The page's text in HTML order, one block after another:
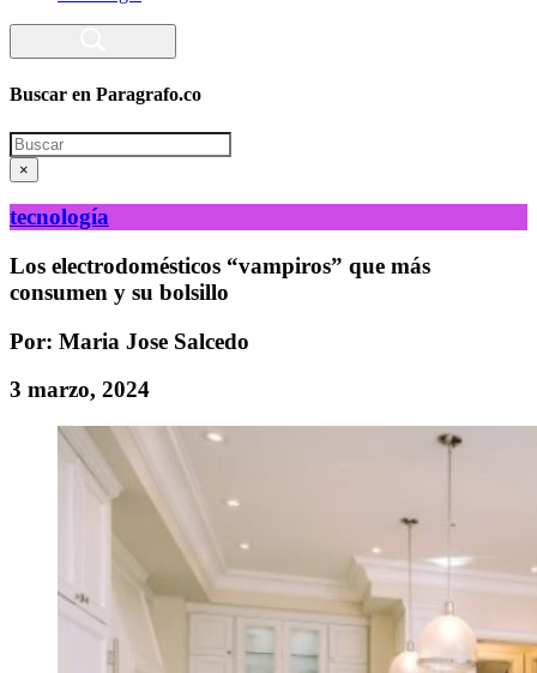
Buscar en Paragrafo.co
Search
×
tecnología
Los electrodomésticos “vampiros” que más
consumen y su bolsillo
Por: Maria Jose Salcedo
3 marzo, 2024